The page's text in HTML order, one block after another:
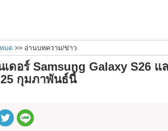
มด >> อ่านบทความ/ข่าว
เดอร์ Samsung Galaxy S26 แ
กุมภาพันธ์นี้